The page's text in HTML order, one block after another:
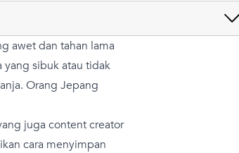
awet dan tahan lama
sibuk atau tidak
Orang Jepang
juga content creator
cara menyimpan